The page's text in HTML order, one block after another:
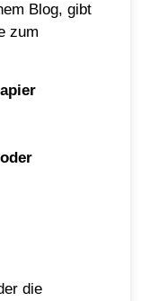
Blog, gibt
zum
die